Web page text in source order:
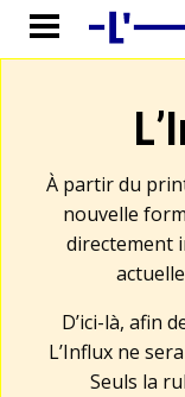
À partir du
nouvelle
directement
D’ici-là, afin
L’Influx ne
Seuls la